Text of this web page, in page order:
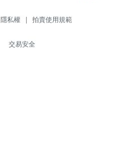
隱私權 | 拍賣使用規範
交易安全